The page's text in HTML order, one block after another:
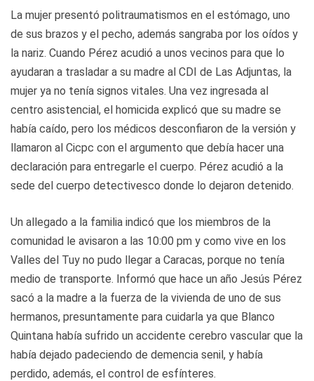
La mujer presentó politraumatismos en el estómago, uno
de sus brazos y el pecho, además sangraba por los oídos y
la nariz. Cuando Pérez acudió a unos vecinos para que lo
ayudaran a trasladar a su madre al CDI de Las Adjuntas, la
mujer ya no tenía signos vitales. Una vez ingresada al
centro asistencial, el homicida explicó que su madre se
había caído, pero los médicos desconfiaron de la versión y
llamaron al Cicpc con el argumento que debía hacer una
declaración para entregarle el cuerpo. Pérez acudió a la
sede del cuerpo detectivesco donde lo dejaron detenido.
Un allegado a la familia indicó que los miembros de la
comunidad le avisaron a las 10:00 pm y como vive en los
Valles del Tuy no pudo llegar a Caracas, porque no tenía
medio de transporte. Informó que hace un año Jesús Pérez
sacó a la madre a la fuerza de la vivienda de uno de sus
hermanos, presuntamente para cuidarla ya que Blanco
Quintana había sufrido un accidente cerebro vascular que la
había dejado padeciendo de demencia senil, y había
perdido, además, el control de esfínteres.